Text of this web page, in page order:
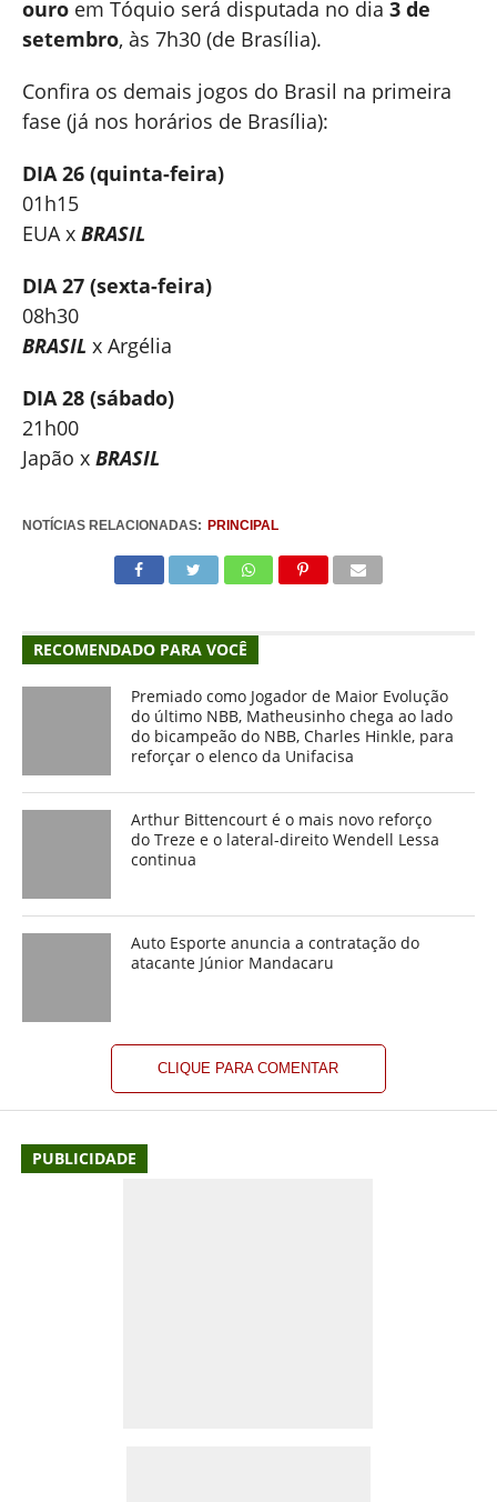
ouroem Tóquio será disputada no dia 3 de
setembro, às 7h30 (de Brasília).
Confira os demais jogos do Brasil na primeira
fase (já nos horários de Brasília):
DIA 26 (quinta-feira)
01h15
EUA x BRASIL
DIA 27 (sexta-feira)
08h30
BRASIL x Argélia
DIA 28 (sábado)
21h00
Japão x BRASIL
NOTÍCIAS RELACIONADAS: PRINCIPAL
RECOMENDADO PARA VOCÊ
Premiado como Jogador de Maior Evolução
do último NBB, Matheusinho chega ao lado
do bicampeão do NBB, Charles Hinkle, para
reforçar o elenco da Unifacisa
Arthur Bittencourt é o mais novo reforço
do Treze e o lateral-direito Wendell Lessa
continua
Auto Esporte anuncia a contratação do
atacante Júnior Mandacaru
CLIQUE PARA COMENTAR
PUBLICIDADE